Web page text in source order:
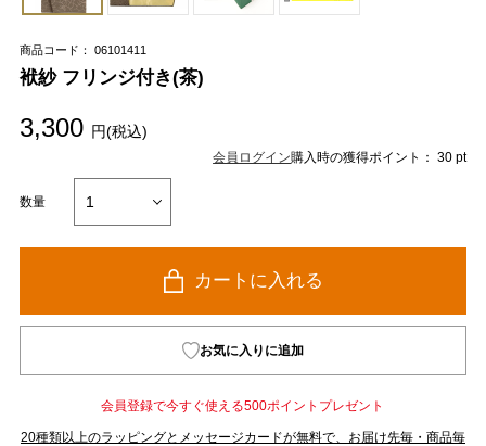
商品コード： 06101411
袱紗 フリンジ付き(茶)
3,300 円(税込)
会員ログイン購入時の獲得ポイント： 30 pt
数量
カートに入れる
お気に入りに追加
会員登録で今すぐ使える500ポイントプレゼント
20種類以上のラッピングとメッセージカードが無料で、お届け先毎・商品毎